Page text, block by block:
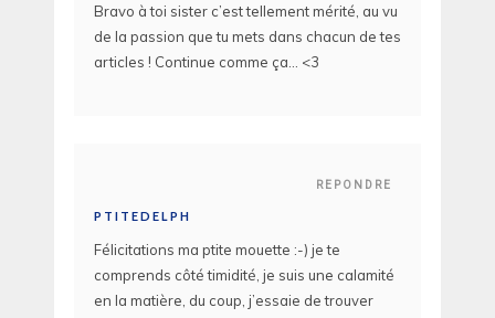
Bravo à toi sister c’est tellement mérité, au vu
de la passion que tu mets dans chacun de tes
articles ! Continue comme ça… <3
REPONDRE
PTITEDELPH
Félicitations ma ptite mouette :-) je te
comprends côté timidité, je suis une calamité
en la matière, du coup, j’essaie de trouver